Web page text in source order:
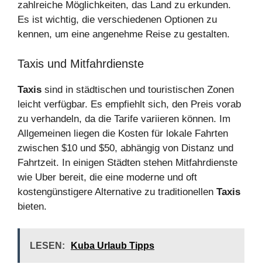
zahlreiche Möglichkeiten, das Land zu erkunden.
Es ist wichtig, die verschiedenen Optionen zu
kennen, um eine angenehme Reise zu gestalten.
Taxis und Mitfahrdienste
Taxis sind in städtischen und touristischen Zonen
leicht verfügbar. Es empfiehlt sich, den Preis vorab
zu verhandeln, da die Tarife variieren können. Im
Allgemeinen liegen die Kosten für lokale Fahrten
zwischen $10 und $50, abhängig von Distanz und
Fahrtzeit. In einigen Städten stehen Mitfahrdienste
wie Uber bereit, die eine moderne und oft
kostengünstigere Alternative zu traditionellen Taxis
bieten.
LESEN: Kuba Urlaub Tipps